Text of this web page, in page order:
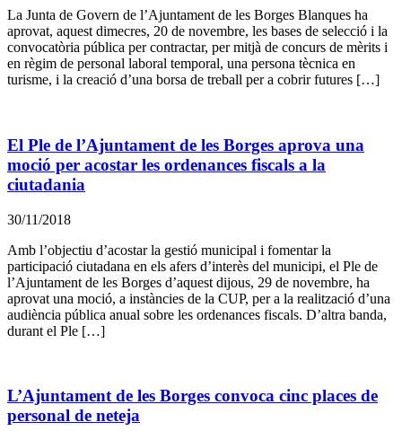
La Junta de Govern de l’Ajuntament de les Borges Blanques ha
aprovat, aquest dimecres, 20 de novembre, les bases de selecció i la
convocatòria pública per contractar, per mitjà de concurs de mèrits i
en règim de personal laboral temporal, una persona tècnica en
turisme, i la creació d’una borsa de treball per a cobrir futures […]
El Ple de l’Ajuntament de les Borges aprova una
moció per acostar les ordenances fiscals a la
ciutadania
30/11/2018
Amb l’objectiu d’acostar la gestió municipal i fomentar la
participació ciutadana en els afers d’interès del municipi, el Ple de
l’Ajuntament de les Borges d’aquest dijous, 29 de novembre, ha
aprovat una moció, a instàncies de la CUP, per a la realització d’una
audiència pública anual sobre les ordenances fiscals. D’altra banda,
durant el Ple […]
L’Ajuntament de les Borges convoca cinc places de
personal de neteja